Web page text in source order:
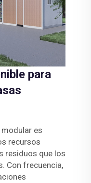
para
es
recursos
residuos que los
Con frecuencia,